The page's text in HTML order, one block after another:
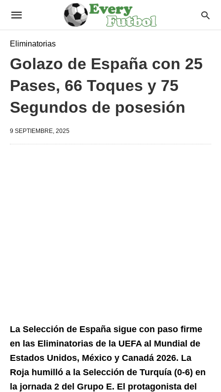
Eliminatorias
Golazo de España con 25
Pases, 66 Toques y 75
Segundos de posesión
9 SEPTIEMBRE, 2025
La Selección de España sigue con paso firme
en las Eliminatorias de la UEFA al Mundial de
Estados Unidos, México y Canadá 2026. La
Roja humilló a la Selección de Turquía (0-6) en
la jornada 2 del Grupo E. El protagonista del